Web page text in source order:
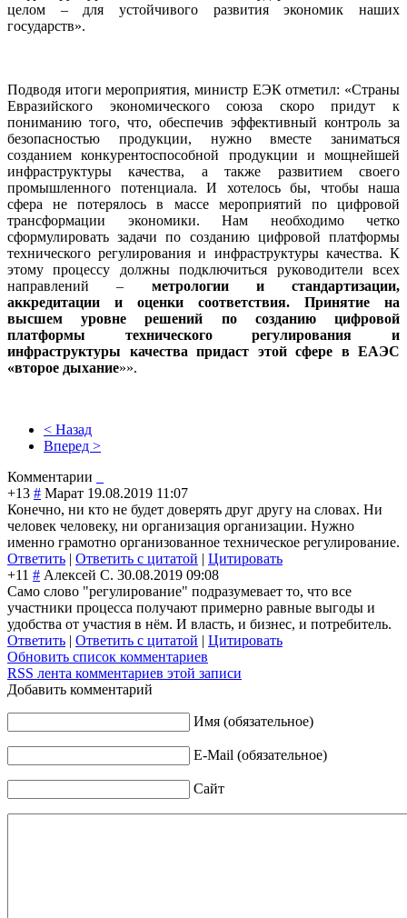
целом – для устойчивого развития экономик наших
государств».
Подводя итоги мероприятия, министр ЕЭК отметил: «Страны
Евразийского экономического союза скоро придут к
пониманию того, что, обеспечив эффективный контроль за
безопасностью продукции, нужно вместе заниматься
созданием конкурентоспособной продукции и мощнейшей
инфраструктуры качества, а также развитием своего
промышленного потенциала. И хотелось бы, чтобы наша
сфера не потерялось в массе мероприятий по цифровой
трансформации экономики. Нам необходимо четко
сформулировать задачи по созданию цифровой платформы
технического регулирования и инфраструктуры качества. К
этому процессу должны подключиться руководители всех
направлений – метрологии и стандартизации,
аккредитации и оценки соответствия. Принятие на
высшем уровне решений по созданию цифровой
платформы технического регулирования и
инфраструктуры качества придаст этой сфере в ЕАЭС
«второе дыхание»».
< Назад
Вперед >
Комментарии
+13 # Марат 19.08.2019 11:07
Конечно, ни кто не будет доверять друг другу на словах. Ни
человек человеку, ни организация организации. Нужно
именно грамотно организованное техническое регулирование.
Ответить | Ответить с цитатой | Цитировать
+11 # Алексей С. 30.08.2019 09:08
Само слово "регулирование" подразумевает то, что все
участники процесса получают примерно равные выгоды и
удобства от участия в нём. И власть, и бизнес, и потребитель.
Ответить | Ответить с цитатой | Цитировать
Обновить список комментариев
RSS лента комментариев этой записи
Добавить комментарий
Имя (обязательное)
E-Mail (обязательное)
Сайт